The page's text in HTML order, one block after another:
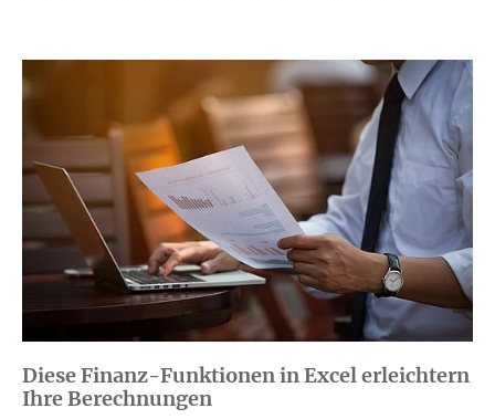
Diese Finanz-Funktionen in Excel erleichtern
Ihre Berechnungen